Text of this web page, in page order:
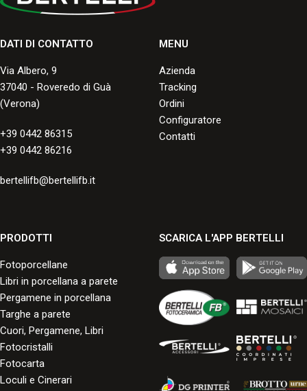
DATI DI CONTATTO
Via Albero, 9
37040 - Roveredo di Guà
(Verona)
+39 0442 86315
+39 0442 86216
bertellifb@bertellifb.it
MENU
Azienda
Tracking
Ordini
Configuratore
Contatti
PRODOTTI
Fotoporcellane
Libri in porcellana a parete
Pergamene in porcellana
Targhe a parete
Cuori, Pergamene, Libri
Fotocristalli
Fotocarta
Loculi e Cinerari
SCARICA L'APP BERTELLI